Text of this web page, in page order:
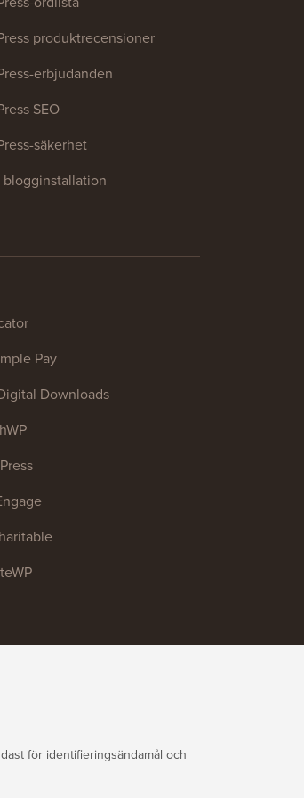
produktrecensioner
erbjudanden
SEO
säkerhet
blogginstallation
Pay
Downloads
för identifieringsändamål och